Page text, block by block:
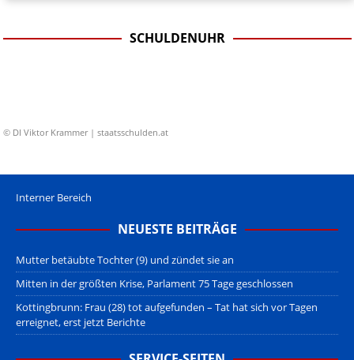
SCHULDENUHR
© DI Viktor Krammer | staatsschulden.at
Interner Bereich
NEUESTE BEITRÄGE
Mutter betäubte Tochter (9) und zündet sie an
Mitten in der größten Krise, Parlament 75 Tage geschlossen
Kottingbrunn: Frau (28) tot aufgefunden – Tat hat sich vor Tagen
erreignet, erst jetzt Berichte